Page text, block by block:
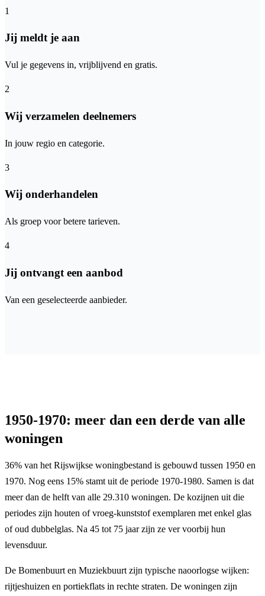
1
Jij meldt je aan
Vul je gegevens in, vrijblijvend en gratis.
2
Wij verzamelen deelnemers
In jouw regio en categorie.
3
Wij onderhandelen
Als groep voor betere tarieven.
4
Jij ontvangt een aanbod
Van een geselecteerde aanbieder.
1950-1970: meer dan een derde van alle
woningen
36% van het Rijswijkse woningbestand is gebouwd tussen 1950 en
1970. Nog eens 15% stamt uit de periode 1970-1980. Samen is dat
meer dan de helft van alle 29.310 woningen. De kozijnen uit die
periodes zijn houten of vroeg-kunststof exemplaren met enkel glas
of oud dubbelglas. Na 45 tot 75 jaar zijn ze ver voorbij hun
levensduur.
De Bomenbuurt en Muziekbuurt zijn typische naoorlogse wijken:
rijtjeshuizen en portiekflats in rechte straten. De woningen zijn